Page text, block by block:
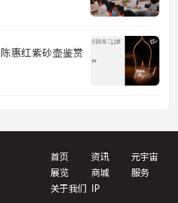
惠红紫砂壶鉴赏
首页 资讯
元宇宙
展览
商城
服务
关于我们 IP